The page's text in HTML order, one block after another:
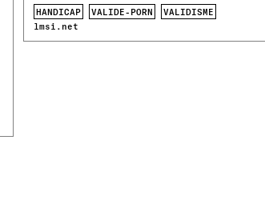
HANDICAP VALIDE-PORN
VALIDISME
lmsi.net